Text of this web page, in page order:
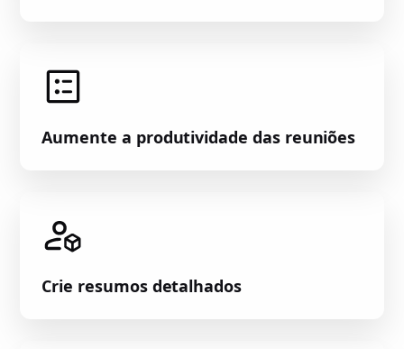
Aumente a produtividade das reuniões
Crie resumos detalhados